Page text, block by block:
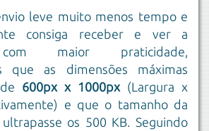
leve muito menos tempo e
consiga receber e ver a
maior praticidade,
que as dimensões máximas
600px x 1000px (Largura x
e que o tamanho da
os 500 KB. Seguindo